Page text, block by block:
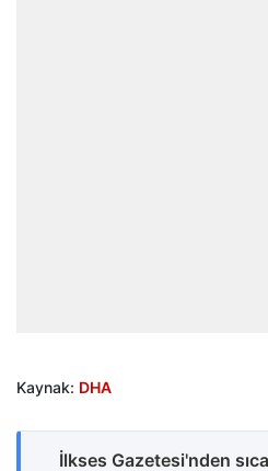
Kaynak: DHA
İlkses Gazetesi'nden